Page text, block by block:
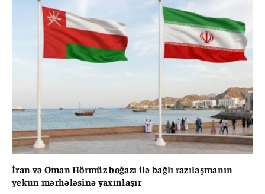
İran və Oman Hörmüz boğazı ilə bağlı razılaşmanın
yekun mərhələsinə yaxınlaşır